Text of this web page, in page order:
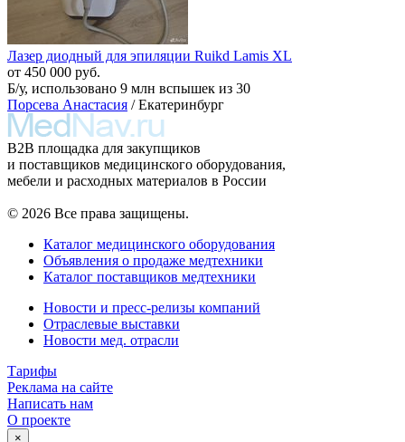
Лазер диодный для эпиляции Ruikd Lamis XL
от 450 000 руб.
Б/у, использовано 9 млн вспышек из 30
Порсева Анастасия / Екатеринбург
B2B площадка для закупщиков
и поставщиков медицинского оборудования,
мебели и расходных материалов в России
© 2026 Все права защищены.
Каталог медицинского оборудования
Объявления о продаже медтехники
Каталог поставщиков медтехники
Новости и пресс-релизы компаний
Отраслевые выставки
Новости мед. отрасли
Тарифы
Реклама на сайте
Написать нам
О проекте
×